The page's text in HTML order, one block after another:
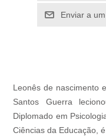
Enviar a
Leonês de nascimento
Santos Guerra
Diplomado em
Ciências da Educação,